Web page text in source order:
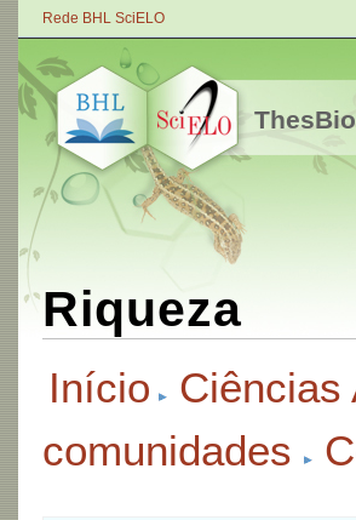
Rede BHL SciELO
Riqueza
Início
Ciências
comunidades